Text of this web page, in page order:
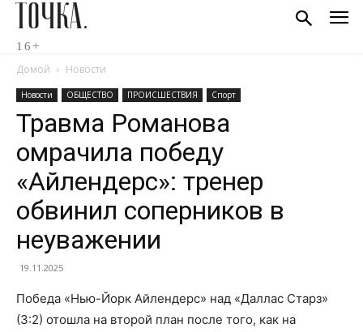
ТОЧКА.
16+
Домой Новости
Новости ОБЩЕСТВО ПРОИСШЕСТВИЯ Спорт
Травма Романова
омрачила победу
«Айлендерс»: тренер
обвинил соперников в
неуважении
19.11.2025
Победа «Нью-Йорк Айлендерс» над «Даллас Старз»
(3:2) отошла на второй план после того, как на